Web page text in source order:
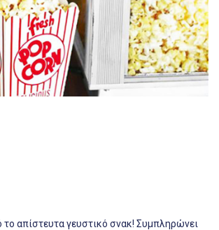
απίστευτα γευστικό σνακ! Συμπληρώνει